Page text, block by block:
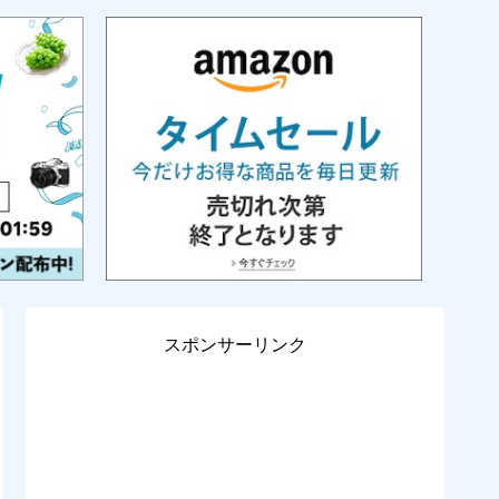
スポンサーリンク